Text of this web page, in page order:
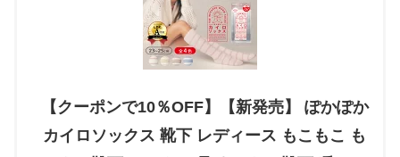
【クーポンで10％OFF】【新発売】 ぽかぽか
カイロソックス 靴下 レディース もこもこ も